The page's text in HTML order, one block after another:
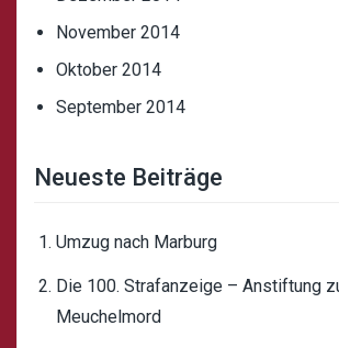
November 2014
Oktober 2014
September 2014
Neueste Beiträge
Umzug nach Marburg
Die 100. Strafanzeige – Anstiftung
Meuchelmord